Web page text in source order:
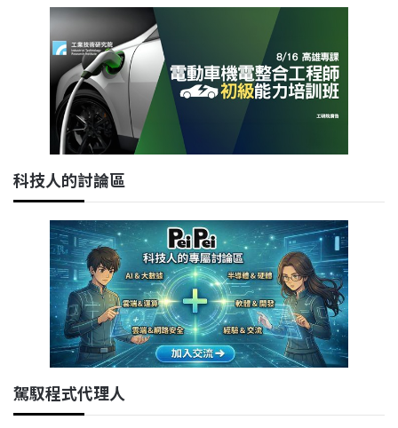
科技人的討論區
駕馭程式代理人